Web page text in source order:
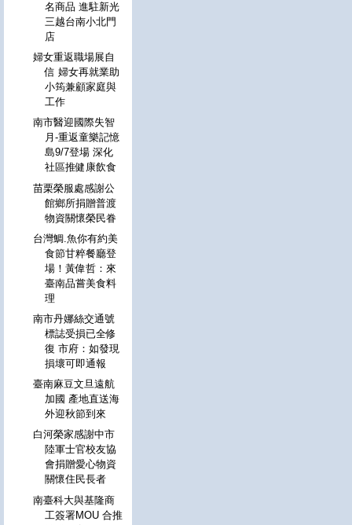
名商品 進駐新光
三越台南小北門
店
婦女重返職場展自
信 婦女再就業助
小筠兼顧家庭與
工作
南市醫迎國際失智
月-重返童樂記憶
島9/7登場 深化
社區推健康飲食
苗栗榮服處感謝公
館鄉所捐贈普渡
物資關懷榮民眷
台灣鯛.魚你有約美
食節甘粹餐廳登
場！黃偉哲：來
臺南品嘗美食料
理
南市丹娜絲交通號
標誌受損已全修
復 市府：如發現
損壞可即通報
臺南麻豆文旦遠航
加國 產地直送海
外迎秋節到來
白河榮家感謝中市
陸軍士官校友協
會捐贈愛心物資
關懷住民長者
南臺科大與基隆商
工簽署MOU 合推